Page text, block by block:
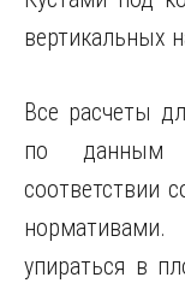
вертикальных
Все расчеты
по данным
соответствии
упираться в